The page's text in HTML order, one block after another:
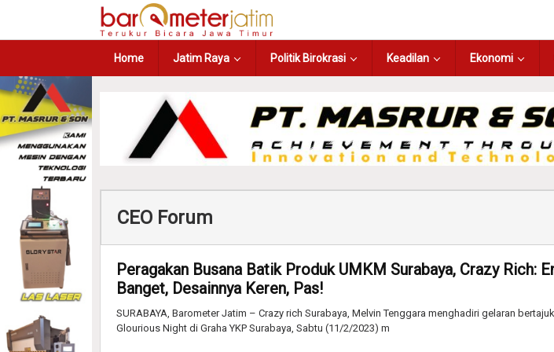
Home Jatim Raya Politik Birokrasi Keadilan Ekonomi
CEO Forum
Peragakan Busana Batik Produk UMKM Surabaya, Crazy Rich:
Banget, Desainnya Keren, Pas!
SURABAYA, Barometer Jatim – Crazy rich Surabaya, Melvin Tenggara menghadiri gelaran
Glourious Night di Graha YKP Surabaya, Sabtu (11/2/2023) m